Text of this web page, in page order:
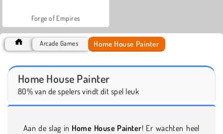
Forge of Empires
Arcade Games Home House Painter
Home House Painter
80% van de spelers vindt dit spel leuk
Aan de slag in Home House Painter! Er wachten heel